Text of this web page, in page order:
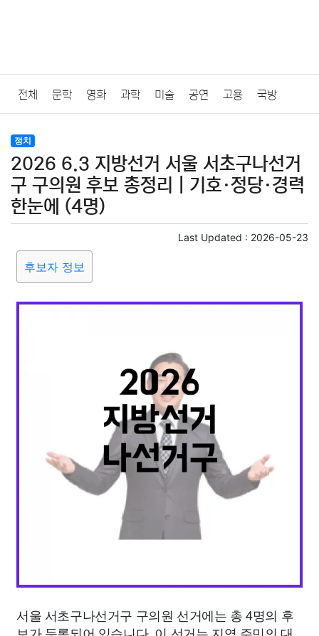
전체 문학 영화 과학 미술 공연 고용 국방
법률
질병 가요 방송 일상 주식 암호화폐 블록체인
결혼 육아 반려동물
요리 상품리뷰
교육 교통 생활
정치
2026 6.3 지방선거 서울 서초구나선거
구 구의원 후보 총정리｜기호·정당·경력
한눈에 (4명)
Last Updated : 2026-05-23
후보자 정보
서울 서초구나선거구 구의원 선거에는 총 4명의 후